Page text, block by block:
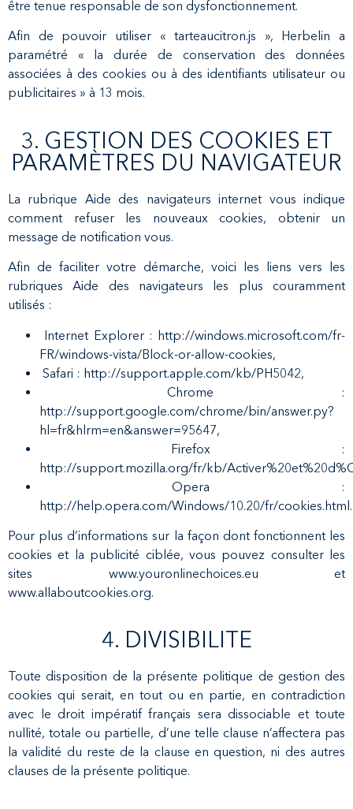
être tenue responsable de son dysfonctionnement.
Afin de pouvoir utiliser « tarteaucitron.js », Herbelin a
paramétré « la durée de conservation des données
associées à des cookies ou à des identifiants utilisateur ou
publicitaires » à 13 mois.
3. GESTION DES COOKIES ET
PARAMÈTRES DU NAVIGATEUR
La rubrique Aide des navigateurs internet vous indique
comment refuser les nouveaux cookies, obtenir un
message de notification vous.
Afin de faciliter votre démarche, voici les liens vers les
rubriques Aide des navigateurs les plus couramment
utilisés :
Internet Explorer : http://windows.microsoft.com/fr-
FR/windows-vista/Block-or-allow-cookies,
Safari : http://support.apple.com/kb/PH5042,
Chrome :
http://support.google.com/chrome/bin/answer.py?
hl=fr&hlrm=en&answer=95647,
Firefox :
http://support.mozilla.org/fr/kb/
Opera :
http://help.opera.com/Windows/10.20/fr/cookies.html.
Pour plus d’informations sur la façon dont fonctionnent les
cookies et la publicité ciblée, vous pouvez consulter les
sites www.youronlinechoices.eu et
www.allaboutcookies.org.
4. DIVISIBILITE
Toute disposition de la présente politique de gestion des
cookies qui serait, en tout ou en partie, en contradiction
avec le droit impératif français sera dissociable et toute
nullité, totale ou partielle, d’une telle clause n’affectera pas
la validité du reste de la clause en question, ni des autres
clauses de la présente politique.